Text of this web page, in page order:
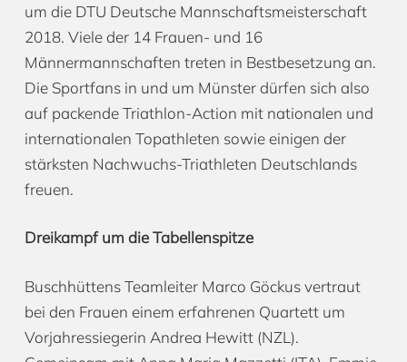
um die DTU Deutsche Mannschaftsmeisterschaft
2018. Viele der 14 Frauen- und 16
Männermannschaften treten in Bestbesetzung an.
Die Sportfans in und um Münster dürfen sich also
auf packende Triathlon-Action mit nationalen und
internationalen Topathleten sowie einigen der
stärksten Nachwuchs-Triathleten Deutschlands
freuen.
Dreikampf um die Tabellenspitze
Buschhüttens Teamleiter Marco Göckus vertraut
bei den Frauen einem erfahrenen Quartett um
Vorjahressiegerin Andrea Hewitt (NZL).